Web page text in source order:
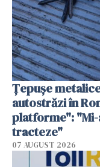
Țepușe
autostrăzi în
platforme": "Mi-
tracteze"
07 AUGUST 2026